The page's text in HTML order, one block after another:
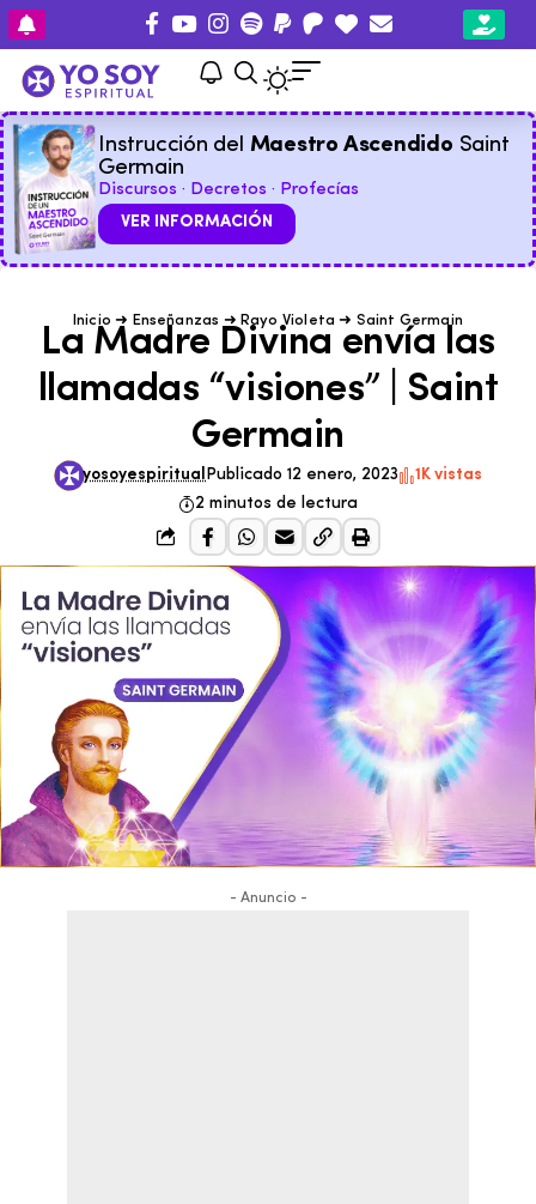
Instrucción del Maestro Ascendido Saint
Germain
Discursos · Decretos · Profecías
VER INFORMACIÓN
Inicio ➜ Enseñanzas ➜ Rayo Violeta ➜ Saint Germain
La Madre Divina envía las
llamadas “visiones” | Saint
Germain
yosoyespiritual Publicado 12 enero, 2023
1K vistas
2 minutos de lectura
- Anuncio -